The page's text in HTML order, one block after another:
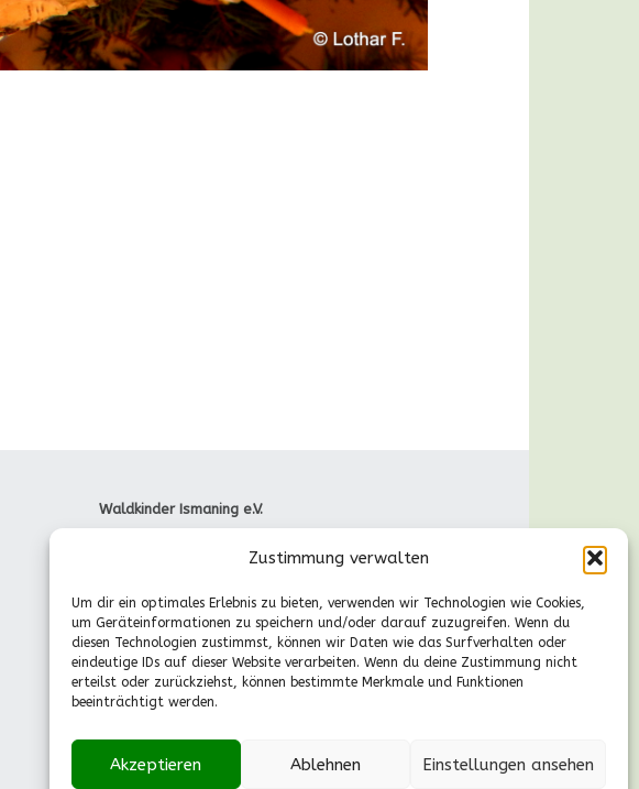
Zustimmung verwalten
Um dir ein optimales Erlebnis zu bieten, verwenden wir Technologien wie Cookies,
um Geräteinformationen zu speichern und/oder darauf zuzugreifen. Wenn du
diesen Technologien zustimmst, können wir Daten wie das Surfverhalten oder
eindeutige IDs auf dieser Website verarbeiten. Wenn du deine Zustimmung nicht
erteilst oder zurückziehst, können bestimmte Merkmale und Funktionen
beeinträchtigt werden.
Akzeptieren Ablehnen Einstellungen ansehen
Waldkinder Ismaning e.V.
Pädagogische Fragen
(Mo.-Fr., 13-14.30 Uhr):
0151-55530224
info@waldkinder-ismaning.de